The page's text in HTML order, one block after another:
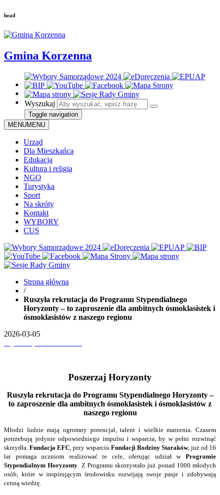
head
Gmina Korzenna
Wyszukaj
Toggle navigation
MENUMENU
Urząd
Dla Mieszkańca
Edukacja
Kultura i religia
NGO
Turystyka
Sport
Na skróty
Kontakt
WYBORY
CUS
Strona główna
/
Ruszyła rekrutacja do Programu Stypendialnego
Horyzonty – to zaproszenie dla ambitnych ósmoklasistek i
ósmoklasistów z naszego regionu
2026-03-05
Poszerzaj Horyzonty
Ruszyła rekrutacja do Programu Stypendialnego Horyzonty –
to zaproszenie dla ambitnych ósmoklasistek i ósmoklasistów z
naszego regionu
Młodzi ludzie mają ogromny potencjał, talent i wielkie marzenia. Czasem
potrzebują jedynie odpowiedniego impulsu i wsparcia, by w pełni rozwinąć
skrzydła. Fundacja EFC , przy wsparciu Fundacji Rodziny Staraków, już od 16
lat pomaga uczniom realizować te cele, oferując udział w Programie
Stypendialnym Horyzonty . Z Programu skorzystało już ponad 1000 młodych
osób, które w inspirującym środowisku rozwijają swoje pasje i zdobywają
cenną wiedzę.